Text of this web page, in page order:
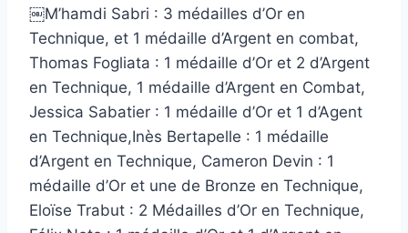
￼M’hamdi Sabri : 3 médailles d’Or en
Technique, et 1 médaille d’Argent en combat,
Thomas Fogliata : 1 médaille d’Or et 2 d’Argent
en Technique, 1 médaille d’Argent en Combat,
Jessica Sabatier : 1 médaille d’Or et 1 d’Agent
en Technique,Inès Bertapelle : 1 médaille
d’Argent en Technique, Cameron Devin : 1
médaille d’Or et une de Bronze en Technique,
Eloïse Trabut : 2 Médailles d’Or en Technique,